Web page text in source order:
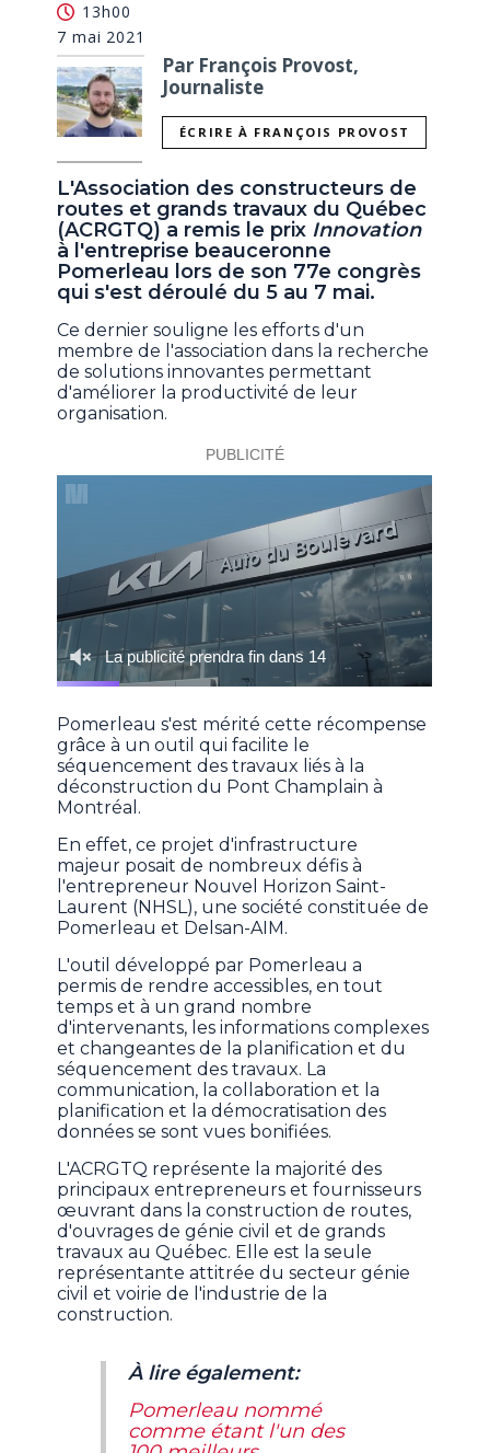
13h00
7 mai 2021
Par François Provost,
Journaliste
ÉCRIRE À FRANÇOIS PROVOST
L'Association des constructeurs de
routes et grands travaux du Québec
(ACRGTQ) a remis le prix Innovation
à l'entreprise beauceronne
Pomerleau lors de son 77e congrès
qui s'est déroulé du 5 au 7 mai.
Ce dernier souligne les efforts d'un
membre de l'association dans la recherche
de solutions innovantes permettant
d'améliorer la productivité de leur
organisation.
Pomerleau s'est mérité cette récompense
grâce à un outil qui facilite le
séquencement des travaux liés à la
déconstruction du Pont Champlain à
Montréal.
En effet, ce projet d'infrastructure
majeur posait de nombreux défis à
l'entrepreneur Nouvel Horizon Saint-
Laurent (NHSL), une société constituée de
Pomerleau et Delsan-AIM.
L'outil développé par Pomerleau a
permis de rendre accessibles, en tout
temps et à un grand nombre
d'intervenants, les informations complexes
et changeantes de la planification et du
séquencement des travaux. La
communication, la collaboration et la
planification et la démocratisation des
données se sont vues bonifiées.
L'ACRGTQ représente la majorité des
principaux entrepreneurs et fournisseurs
œuvrant dans la construction de routes,
d'ouvrages de génie civil et de grands
travaux au Québec. Elle est la seule
représentante attitrée du secteur génie
civil et voirie de l'industrie de la
construction.
À lire également:
Pomerleau nommé
comme étant l'un des